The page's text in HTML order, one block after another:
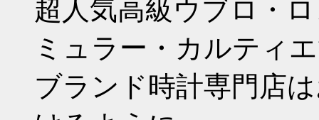
超人気高級ウブロ・
ミュラー・カルティ
ブランド時計専門店